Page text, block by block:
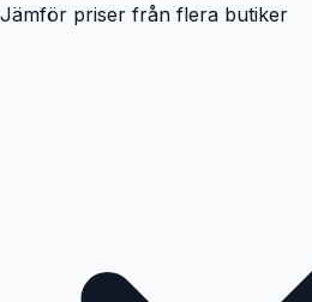
Jämför priser från flera butiker